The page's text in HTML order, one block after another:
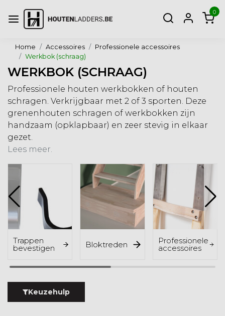
0
Home Accessoires
Professionele accessoires
Werkbok (schraag)
WERKBOK (SCHRAAG)
Professionele houten werkbokken of houten
schragen. Verkrijgbaar met 2 of 3 sporten. Deze
grenenhouten schragen of werkbokken zijn
handzaam (opklapbaar) en zeer stevig in elkaar
gezet.
Lees meer.
Trappen
bevestigen Bloktreden Professionele
accessoires
Keuzehulp